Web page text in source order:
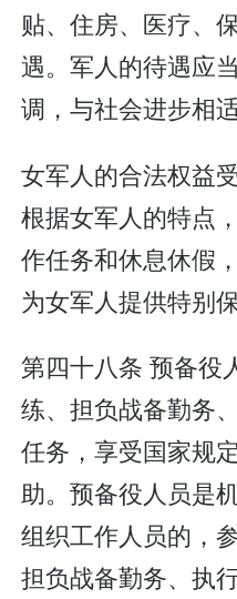
贴、住房、医疗、
遇。军人的待遇应
调，与社会进步相适
女军人的合法权益
根据女军人的特点
作任务和休息休假
为女军人提供特别保
第四十八条 预备役
练、担负战备勤务
任务，享受国家规
助。预备役人员是
组织工作人员的，
担负战备勤务、执